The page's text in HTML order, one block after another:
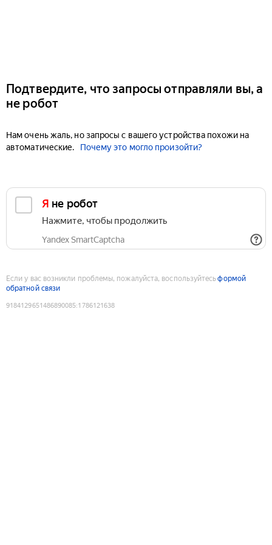
Подтвердите, что запросы отправляли вы, а
не робот
Нам очень жаль, но запросы с вашего устройства похожи на
автоматические.
Почему это могло произойти?
Я не робот
Нажмите, чтобы продолжить
Yandex SmartCaptcha
Если у вас возникли проблемы, пожалуйста, воспользуйтесьформой
обратной связи
9184129651486890085:1786121638